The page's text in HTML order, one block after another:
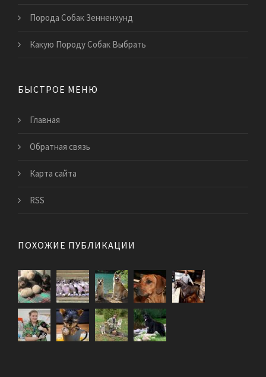
Порода Собак Зенненхунд
Какую Породу Собак Выбрать
БЫСТРОЕ МЕНЮ
Главная
Обратная связь
Карта сайта
RSS
ПОХОЖИЕ ПУБЛИКАЦИИ